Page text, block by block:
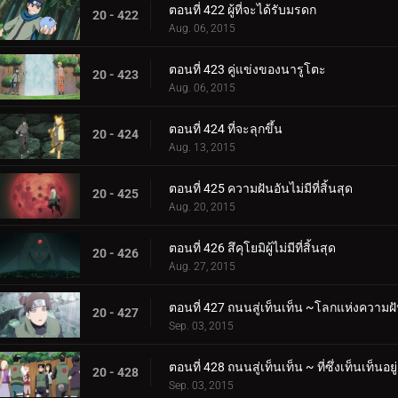
20 - 422 ตอนที่ 422 ผู้ที่จะได้รับมรดก
Aug. 06, 2015
20 - 423 ตอนที่ 423 คู่แข่งของนารูโตะ
Aug. 06, 2015
20 - 424 ตอนที่ 424 ที่จะลุกขึ้น
Aug. 13, 2015
20 - 425 ตอนที่ 425 ความฝันอันไม่มีที่สิ้นสุด
Aug. 20, 2015
20 - 426 ตอนที่ 426 สึคุโยมิผู้ไม่มีที่สิ้นสุด
Aug. 27, 2015
20 - 427 ตอนที่ 427 ถนนสู่เท็นเท็น ~โลกแห่งความ
Sep. 03, 2015
20 - 428 ตอนที่ 428 ถนนสู่เท็นเท็น ~ ที่ซึ่งเท็นเท็นอยู่
Sep. 03, 2015